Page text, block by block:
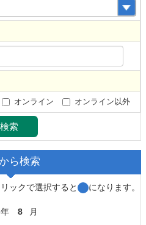
オンライン オンライン以外
ら検索
ックで選択すると● になります。
8
月